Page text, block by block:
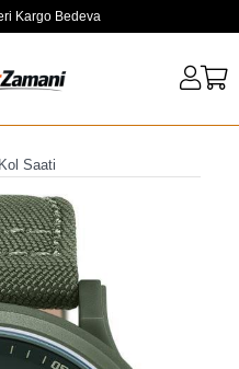
Kargo Bedeva
Saati